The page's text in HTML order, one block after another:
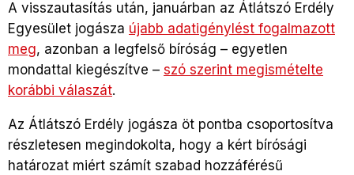
A visszautasítás után, januárban az Átlátszó Erdély
Egyesület jogásza újabb adatigénylést fogalmazott
meg, azonban a legfelső bíróság – egyetlen
mondattal kiegészítve – szó szerint megismételte
korábbi válaszát.
Az Átlátszó Erdély jogásza öt pontba csoportosítva
részletesen megindokolta, hogy a kért bírósági
határozat miért számít szabad hozzáférésű